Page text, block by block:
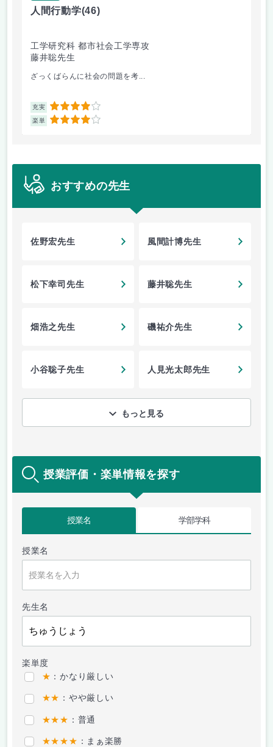
人間行動学(46)
工学研究科 都市社会工学専攻
藤井聡先生
ざっくばらんに社会の問題を考...
充実 4
楽単 4
おすすめの先生
佐野宏先生 風間計博先生
松下幸司先生 藤井聡先生
畑浩之先生 磯祐介先生
小谷聡子先生 人見光太郎先生
もっと見る
授業評価・楽単情報を探す
授業名 学部学科
授業名
先生名
楽単度
★ ：かなり厳しい
★★ ：やや厳しい
★★★ ：普通
★★★★ ：まぁ楽勝